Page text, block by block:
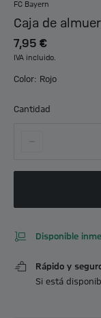
FC Bayern
Caja de
7,95 €
IVA incluido.
Color: Rojo
Cantidad
Disponible
Rápido y
Si está